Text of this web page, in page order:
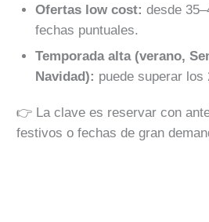
Ofertas low cost: desde
fechas puntuales.
Temporada alta (verano,
Navidad): puede superar los
👉 La clave es reservar con
festivos o fechas de gran